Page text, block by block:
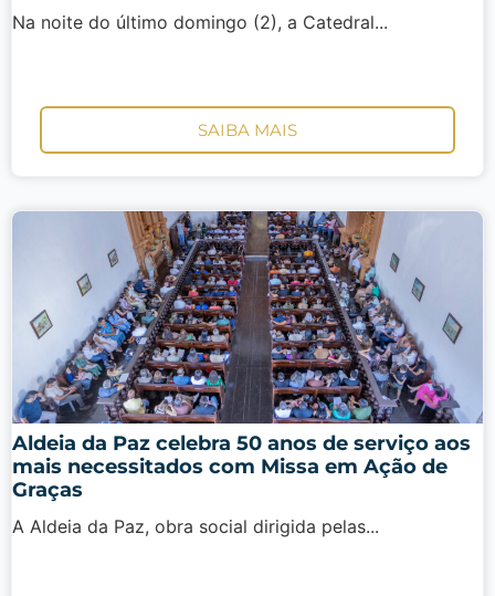
Na noite do último domingo (2), a Catedral...
SAIBA MAIS
Aldeia da Paz celebra 50 anos de serviço aos
mais necessitados com Missa em Ação de
Graças
A Aldeia da Paz, obra social dirigida pelas...